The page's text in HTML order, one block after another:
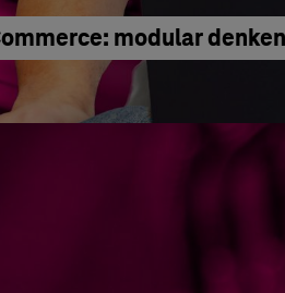
modular